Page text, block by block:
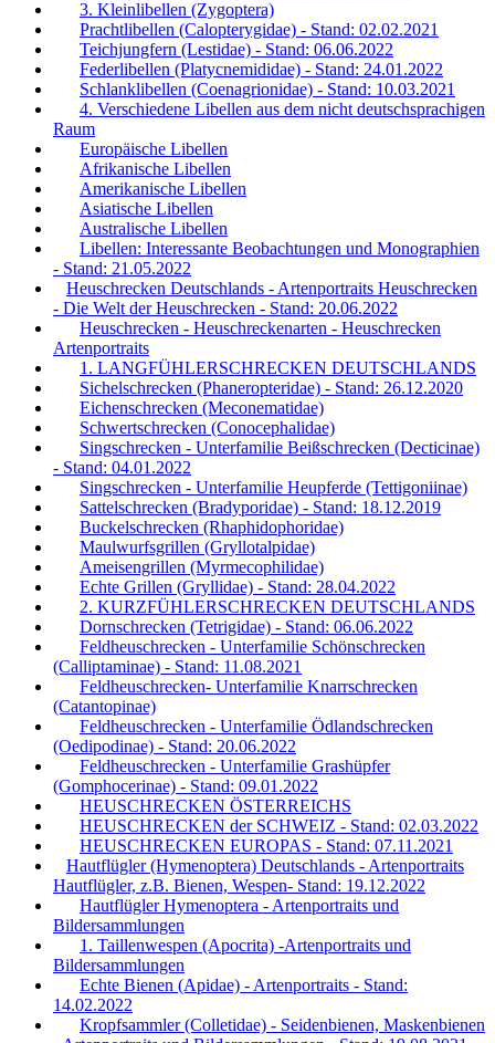
3. Kleinlibellen (Zygoptera)
Prachtlibellen (Calopterygidae) - Stand: 02.02.2021
Teichjungfern (Lestidae) - Stand: 06.06.2022
Federlibellen (Platycnemididae) - Stand: 24.01.2022
Schlanklibellen (Coenagrionidae) - Stand: 10.03.2021
4. Verschiedene Libellen aus dem nicht deutschsprachigen
Raum
Europäische Libellen
Afrikanische Libellen
Amerikanische Libellen
Asiatische Libellen
Australische Libellen
Libellen: Interessante Beobachtungen und Monographien
- Stand: 21.05.2022
Heuschrecken Deutschlands - Artenportraits Heuschrecken
- Die Welt der Heuschrecken - Stand: 20.06.2022
Heuschrecken - Heuschreckenarten - Heuschrecken
Artenportraits
1. LANGFÜHLERSCHRECKEN DEUTSCHLANDS
Sichelschrecken (Phaneropteridae) - Stand: 26.12.2020
Eichenschrecken (Meconematidae)
Schwertschrecken (Conocephalidae)
Singschrecken - Unterfamilie Beißschrecken (Decticinae)
- Stand: 04.01.2022
Singschrecken - Unterfamilie Heupferde (Tettigoniinae)
Sattelschrecken (Bradyporidae) - Stand: 18.12.2019
Buckelschrecken (Rhaphidophoridae)
Maulwurfsgrillen (Gryllotalpidae)
Ameisengrillen (Myrmecophilidae)
Echte Grillen (Gryllidae) - Stand: 28.04.2022
2. KURZFÜHLERSCHRECKEN DEUTSCHLANDS
Dornschrecken (Tetrigidae) - Stand: 06.06.2022
Feldheuschrecken - Unterfamilie Schönschrecken
(Calliptaminae) - Stand: 11.08.2021
Feldheuschrecken- Unterfamilie Knarrschrecken
(Catantopinae)
Feldheuschrecken - Unterfamilie Ödlandschrecken
(Oedipodinae) - Stand: 20.06.2022
Feldheuschrecken - Unterfamilie Grashüpfer
(Gomphocerinae) - Stand: 09.01.2022
HEUSCHRECKEN ÖSTERREICHS
HEUSCHRECKEN der SCHWEIZ - Stand: 02.03.2022
HEUSCHRECKEN EUROPAS - Stand: 07.11.2021
Hautflügler (Hymenoptera) Deutschlands - Artenportraits
Hautflügler, z.B. Bienen, Wespen- Stand: 19.12.2022
Hautflügler Hymenoptera - Artenportraits und
Bildersammlungen
1. Taillenwespen (Apocrita) -Artenportraits und
Bildersammlungen
Echte Bienen (Apidae) - Artenportraits - Stand:
14.02.2022
Kropfsammler (Colletidae) - Seidenbienen, Maskenbienen